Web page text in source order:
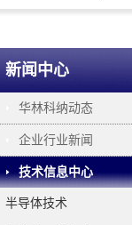
新闻中心
华林科纳动态
企业行业新闻
技术信息中心
半导体技术